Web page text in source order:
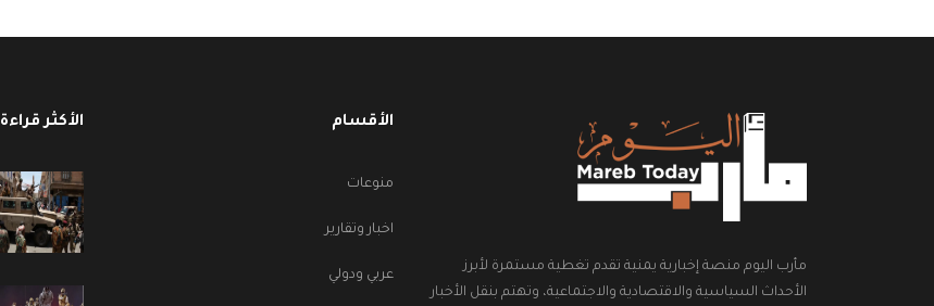
مأرب اليوم منصة إخبارية يمنية تقدم تغطية مستمرة لأبرز
الأحداث السياسية والاقتصادية والاجتماعية، وتهتم بنقل الأخبار
الأقسام
منوعات
اخبار وتقارير
عربي ودولي
الأكثر قراءة